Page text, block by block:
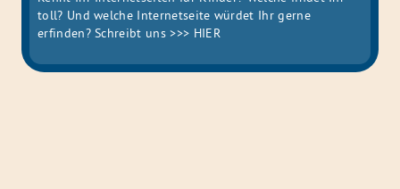
toll? Und welche Internetseite würdet Ihr gerne
erfinden? Schreibt uns>>> HIER